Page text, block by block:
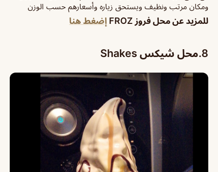
ومكان مرتب ونظيف ويستحق زياره وأسعارهم حسب الوزن
للمزيد عن محل فروز FROZ إضغط هنا
8. محل شيكس Shakes